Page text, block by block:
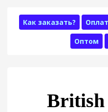
Как заказать?
Оптом
British